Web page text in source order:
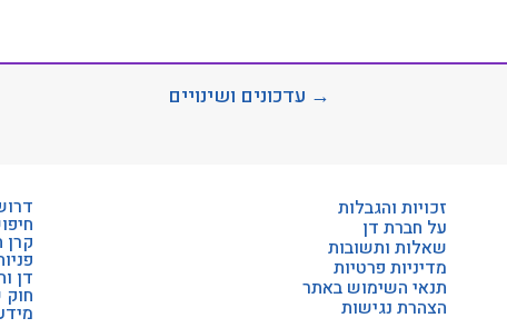
→ עדכונים ושינויים
זכויות והגבלות
על חברת דן
שאלות ותשובות
מדיניות פרטיות
תנאי השימוש באתר
הצהרת נגישות
דן